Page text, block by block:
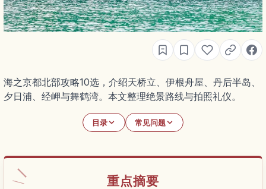
海之京都北部攻略10选，介绍天桥立、伊根舟屋、丹后半岛、
夕日浦、经岬与舞鹤湾。本文整理绝景路线与拍照礼仪。
目录 常见问题
重点摘要